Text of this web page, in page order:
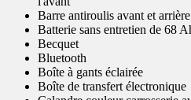
Barre antiroulis avant et arrière
Batterie sans entretien de 68
Becquet
Bluetooth
Boîte à gants éclairée
Boîte de transfert électronique